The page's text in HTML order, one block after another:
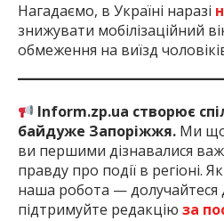
Нагадаємо, в Україні наразі
знижувати мобілізаційний
обмеження на виїзд
Inform.zp.ua створює
байдуже Запоріжжя. Ми
ви першими дізнавалися
правду про події в регіоні.
наша робота — долучайтеся
підтримуйте редакцію за